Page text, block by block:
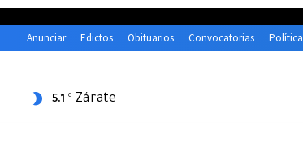
Anunciar Edictos Obituarios Convocatorias
5.1 C Zárate